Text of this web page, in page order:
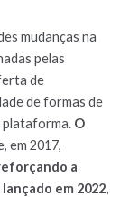
mudanças na
pelas
de
de formas de
plataforma. O
em 2017,
a
lançado em 2022,